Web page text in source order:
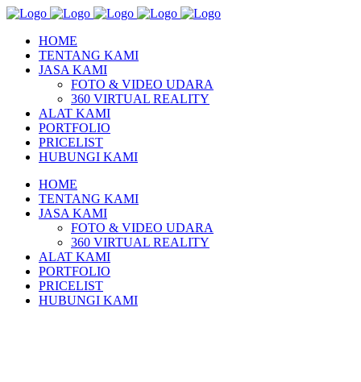
HOME
TENTANG KAMI
JASA KAMI
FOTO & VIDEO UDARA
360 VIRTUAL REALITY
ALAT KAMI
PORTFOLIO
PRICELIST
HUBUNGI KAMI
HOME
TENTANG KAMI
JASA KAMI
FOTO & VIDEO UDARA
360 VIRTUAL REALITY
ALAT KAMI
PORTFOLIO
PRICELIST
HUBUNGI KAMI